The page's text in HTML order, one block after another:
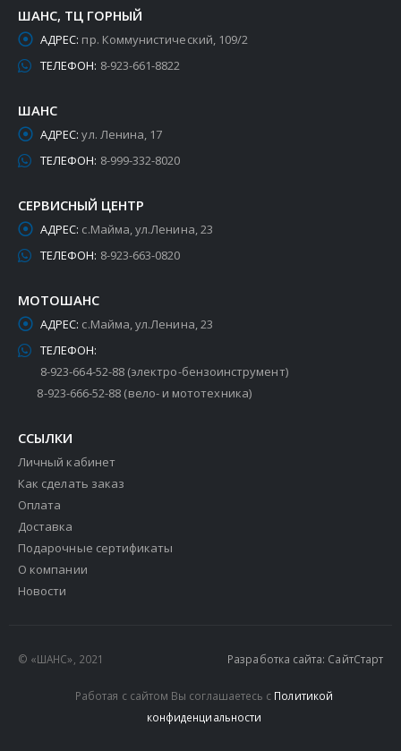
ШАНС, ТЦ ГОРНЫЙ
АДРЕС: пр. Коммунистический, 109/2
ТЕЛЕФОН: 8-923-661-8822
ШАНС
АДРЕС: ул. Ленина, 17
ТЕЛЕФОН: 8-999-332-8020
СЕРВИСНЫЙ ЦЕНТР
АДРЕС: с.Майма, ул.Ленина, 23
ТЕЛЕФОН: 8-923-663-0820
МОТОШАНС
АДРЕС: с.Майма, ул.Ленина, 23
ТЕЛЕФОН:
8-923-664-52-88 (электро-бензоинструмент)
8-923-666-52-88 (вело- и мототехника)
ССЫЛКИ
Личный кабинет
Как сделать заказ
Оплата
Доставка
Подарочные сертификаты
О компании
Новости
© «ШАНС», 2021 Разработка сайта: СайтСтарт
Работая с сайтом Вы соглашаетесь с Политикой
конфиденциальности